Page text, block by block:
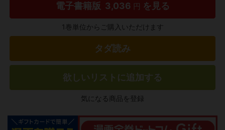
電子書籍版 3,036 円 を見る
1巻単位からご購入いただけます
タダ読み
欲しいリストに追加する
気になる商品を登録